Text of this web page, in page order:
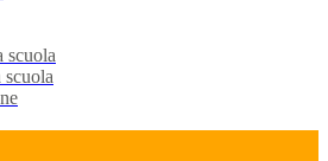
scuola
scuola